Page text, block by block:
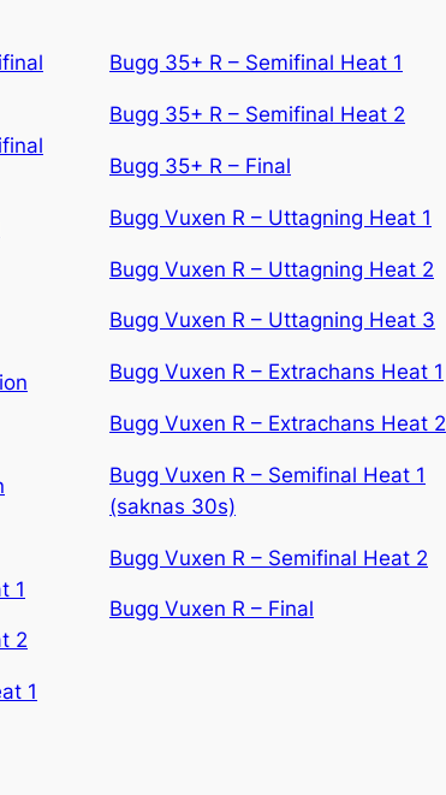
1
2
1
Bugg 35+ R – Semifinal Heat 1
Bugg 35+ R – Semifinal Heat 2
Bugg 35+ R – Final
Bugg Vuxen R – Uttagning Heat 1
Bugg Vuxen R – Uttagning Heat 2
Bugg Vuxen R – Uttagning Heat 3
Bugg Vuxen R – Extrachans Heat 1
Bugg Vuxen R – Extrachans Heat 2
Bugg Vuxen R – Semifinal Heat 1
(saknas 30s)
Bugg Vuxen R – Semifinal Heat 2
Bugg Vuxen R – Final